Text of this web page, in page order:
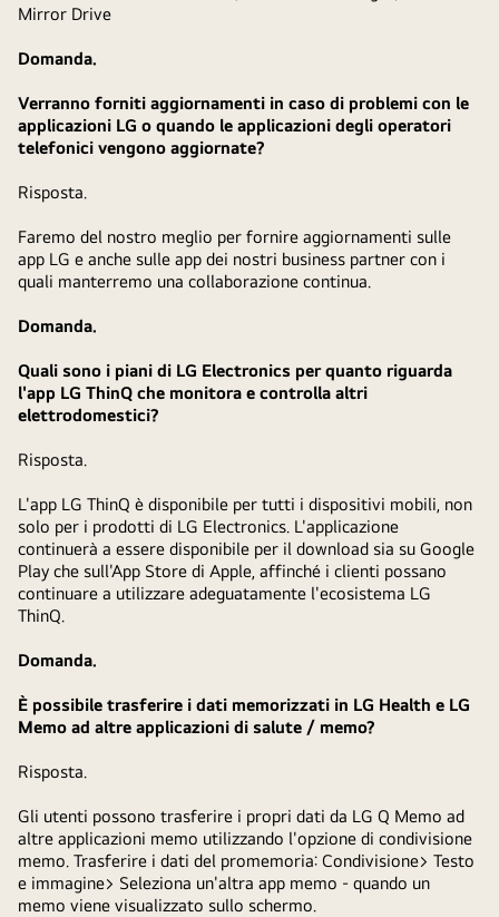
Mirror Drive
Domanda.
Verranno forniti aggiornamenti in caso di problemi con le
applicazioni LG o quando le applicazioni degli operatori
telefonici vengono aggiornate?
Risposta.
Faremo del nostro meglio per fornire aggiornamenti sulle
app LG e anche sulle app dei nostri business partner con i
quali manterremo una collaborazione continua.
Domanda.
Quali sono i piani di LG Electronics per quanto riguarda
l'app LG ThinQ che monitora e controlla altri
elettrodomestici?
Risposta.
L'app LG ThinQ è disponibile per tutti i dispositivi mobili, non
solo per i prodotti di LG Electronics. L'applicazione
continuerà a essere disponibile per il download sia su Google
Play che sull'App Store di Apple, affinché i clienti possano
continuare a utilizzare adeguatamente l'ecosistema LG
ThinQ.
Domanda.
È possibile trasferire i dati memorizzati in LG Health e LG
Memo ad altre applicazioni di salute / memo?
Risposta.
Gli utenti possono trasferire i propri dati da LG Q Memo ad
altre applicazioni memo utilizzando l'opzione di condivisione
memo. Trasferire i dati del promemoria: Condivisione> Testo
e immagine> Seleziona un'altra app memo - quando un
memo viene visualizzato sullo schermo.